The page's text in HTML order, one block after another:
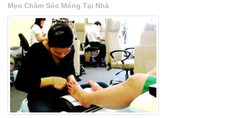
Mẹo Chăm Sóc Móng Tại Nhà